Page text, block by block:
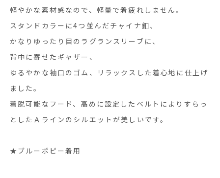
軽やかな素材感なので、軽量で着疲れしません。
スタンドカラーに4つ並んだチャイナ釦、
かなりゆったり目のラグランスリーブに、
背中に寄せたギャザー、
ゆるやかな袖口のゴム、リラックスした着心地に仕上げ
ました。
着脱可能なフード、高めに設定したベルトによりすらっ
としたＡラインのシルエットが美しいです。
★ブルーポピー着用